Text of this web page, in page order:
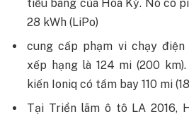
tiểu bang của Hoa Kỳ. Nó có
28 kWh (LiPo)
cung cấp phạm vi chạy điện
xếp hạng là 124 mi (200
kiến ​​Ioniq có tầm bay 110 mi
Tại Triển lãm ô tô LA 2016,